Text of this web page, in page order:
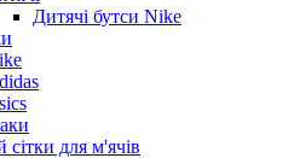
Дитячі бутси Nike
для м'ячів